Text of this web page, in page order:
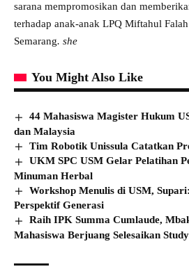
sarana mempromosikan dan
terhadap anak-anak LPQ Miftahul
Semarang. she
You Might Also Like
44 Mahasiswa Magister Hukum
dan Malaysia
Tim Robotik Unissula Catatkan
UKM SPC USM Gelar Pelatihan
Minuman Herbal
Workshop Menulis di USM,
Perspektif Generasi
Raih IPK Summa Cumlaude,
Mahasiswa Berjuang Selesaikan Study